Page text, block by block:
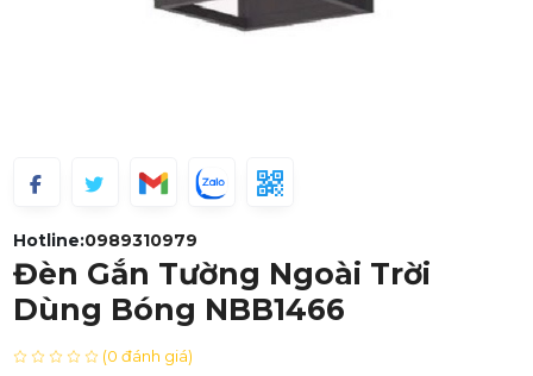
Hotline:0989310979
Đèn Gắn Tường Ngoài Trời
Dùng Bóng NBB1466
(0 đánh giá)